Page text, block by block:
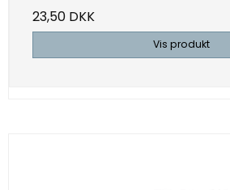
23,50 DKK
Vis produkt